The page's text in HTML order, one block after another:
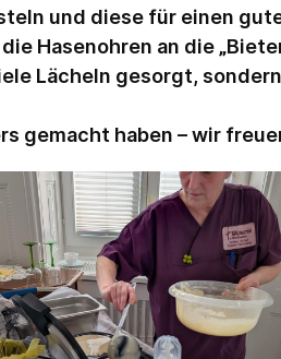
und diese für einen
Hasenohren an die
Lächeln gesorgt,
gemacht haben – wir